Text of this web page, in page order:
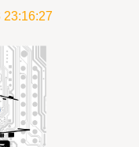
23:16:27